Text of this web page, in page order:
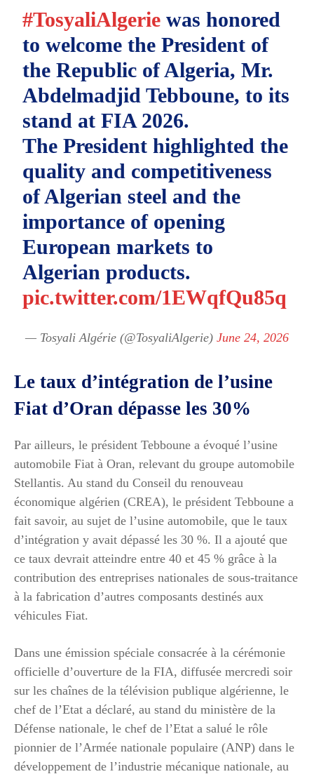
#TosyaliAlgerie was honored
to welcome the President of
the Republic of Algeria, Mr.
Abdelmadjid Tebboune, to its
stand at FIA 2026.
The President highlighted the
quality and competitiveness
of Algerian steel and the
importance of opening
European markets to
Algerian products.
pic.twitter.com/1EWqfQu85q
— Tosyali Algérie (@TosyaliAlgerie) June 24, 2026
Le taux d’intégration de l’usine
Fiat d’Oran dépasse les 30%
Par ailleurs, le président Tebboune a évoqué l’usine
automobile Fiat à Oran, relevant du groupe automobile
Stellantis. Au stand du Conseil du renouveau
économique algérien (CREA), le président Tebboune a
fait savoir, au sujet de l’usine automobile, que le taux
d’intégration y avait dépassé les 30 %. Il a ajouté que
ce taux devrait atteindre entre 40 et 45 % grâce à la
contribution des entreprises nationales de sous-traitance
à la fabrication d’autres composants destinés aux
véhicules Fiat.
Dans une émission spéciale consacrée à la cérémonie
officielle d’ouverture de la FIA, diffusée mercredi soir
sur les chaînes de la télévision publique algérienne, le
chef de l’Etat a déclaré, au stand du ministère de la
Défense nationale, le chef de l’Etat a salué le rôle
pionnier de l’Armée nationale populaire (ANP) dans le
développement de l’industrie mécanique nationale, au